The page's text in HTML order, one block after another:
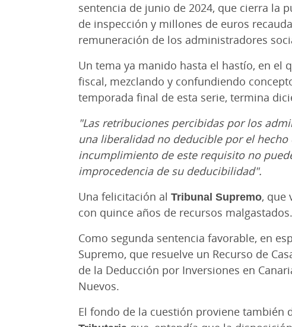
sentencia de junio de 2024, que cierra la
de inspección y millones de euros
remuneración de los administradores
Un tema ya manido hasta el hastío, en
fiscal, mezclando y confundiendo
temporada final de esta serie, termina
"Las retribuciones percibidas por los
una liberalidad no deducible por el
incumplimiento de este requisito no
improcedencia de su deducibilidad".
Una felicitación al Tribunal Supremo, que
con quince años de recursos malgastados.
Como segunda sentencia favorable, en
Supremo, que resuelve un Recurso de
de la Deducción por Inversiones en
Nuevos.
El fondo de la cuestión proviene también